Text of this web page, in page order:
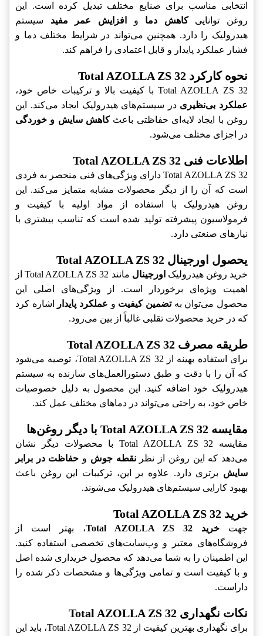
انتخابی مناسب برای صنایع مختلف تبدیل کرده است. این
روغن تواناییکاهش دما و افزایش عمر مفید سیستم
هیدرولیک را دارد. همچنین می‌تواند در شرایط مختلف دما و
فشار عملکرد پایدار و قابل اعتمادی را فراهم کند.
نحوه کارکرد Total AZOLLA ZS 32
Total AZOLLA ZS 32 با کیفیت بالا و ترکیبات خاص خود،
عملکرد بی‌نظیری در سیستم‌های هیدرولیک ایجاد می‌کند. این
روغن با ایجاد لایه‌ای حفاظتی باعثکاهش سایش و خوردگی
در اجزای مختلف می‌شود.
اطلاعات فنی Total AZOLLA ZS 32
Total AZOLLA ZS 32 دارای ویژگی‌های فنی منحصر به فردی
است که آن را از دیگر محصولات مشابه متمایز می‌کند. این
روغن هیدرولیک با استفاده از مواد اولیه با کیفیت و
فرمولاسیون پیشرفته تولید شده است که تناسب بیشتری با
نیازهای صنعتی دارد.
يحصول اورجینال Total AZOLLA ZS 32
خرید روغن هیدرولیک اورجینال
مانند Total AZOLLA ZS 32 از
اهمیت ویژه‌ای برخوردار است. از ویژگی‌های اصلی این
محصول می‌توان بهتضمین کیفیت و عملکرد پایدار
اشاره کرد
که در خرید محصولات تقلبی غالباً از بین می‌رود.
طریقه مصرف Total AZOLLA ZS 32
برای استفاده بهینه از Total AZOLLA ZS 32، توصیه می‌شود
که آن را با دقت و طبق دستورالعمل‌های سازنده به سیستم
هیدرولیک خود اضافه کنید. این محصول به دلیل خصوصیات
خاص خود، به راحتی می‌تواند در دماهای مختلف عمل کند.
مقایسه Total AZOLLA ZS 32 با دیگر روغن‌ها
مقایسه Total AZOLLA ZS 32 با محصولات دیگر نشان
می‌دهد که این روغن از نظرنقطه جوش و حفاظت در برابر
سایش برتری دارد. علاوه بر این، ترکیبات این روغن باعث
بهبود کارایی سیستم‌های هیدرولیک می‌شوند.
خرید Total AZOLLA ZS 32
جهت خرید Total AZOLLA ZS 32
، بهتر است از
فروشگاه‌های معتبر و وب‌سایت‌های تخصصی استفاده کنید.
این اطمینان را به شما می‌دهد که محصول خریداری شده اصل
و با کیفیت است و تمامی ویژگی‌ها و مشخصات ذکر شده را
داراست.
نکات نگهداری Total AZOLLA ZS 32
برای نگهداری بهترین کیفیت از Total AZOLLA ZS 32، باید این